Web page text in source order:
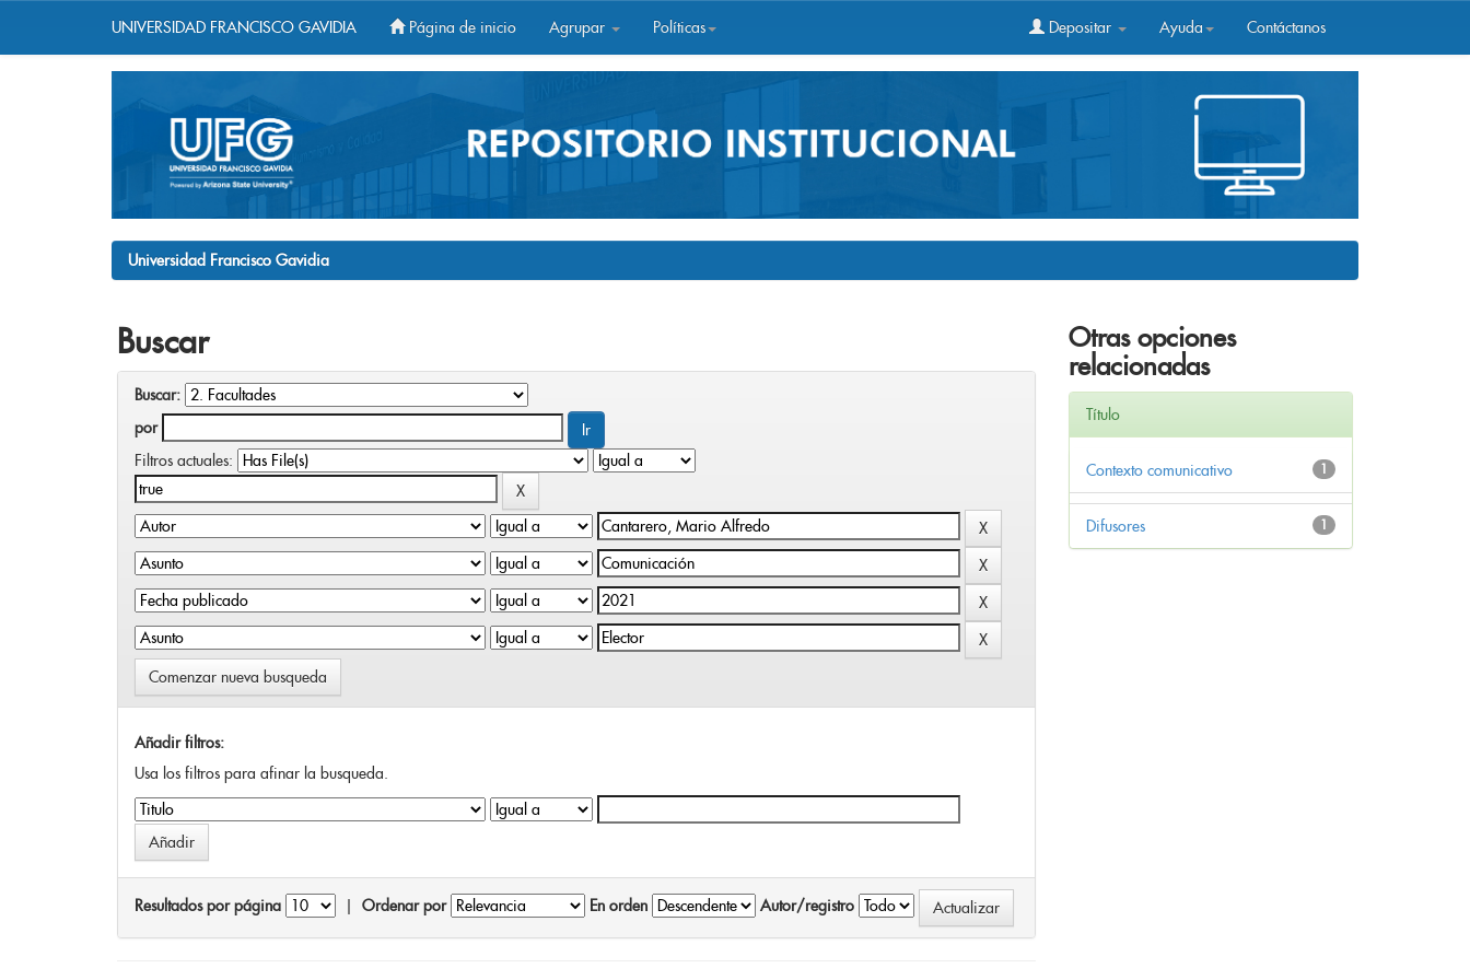
UNIVERSIDAD FRANCISCO GAVIDIA Página de inicio Agrupar Políticas Depositar Ayuda Contáctanos
Universidad Francisco Gavidia
Buscar
Buscar:
por
Filtros actuales:
Comenzar nueva busqueda
Añadir filtros:
Usa los filtros para afinar la busqueda.
Resultados por página Ordenar por En orden Autor/registro
Otras opciones
relacionadas
Título
1
Contexto comunicativo
1
Difusores